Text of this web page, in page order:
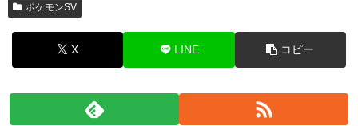
ポケモンSV
X LINE コピー